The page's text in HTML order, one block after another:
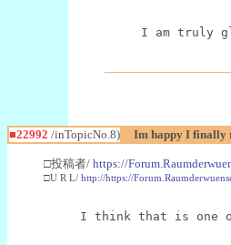
I am truly
■22992 /inTopicNo.8) Im happy I finally
□投稿者/ https://
□U R L/ http://https://
I think that is one